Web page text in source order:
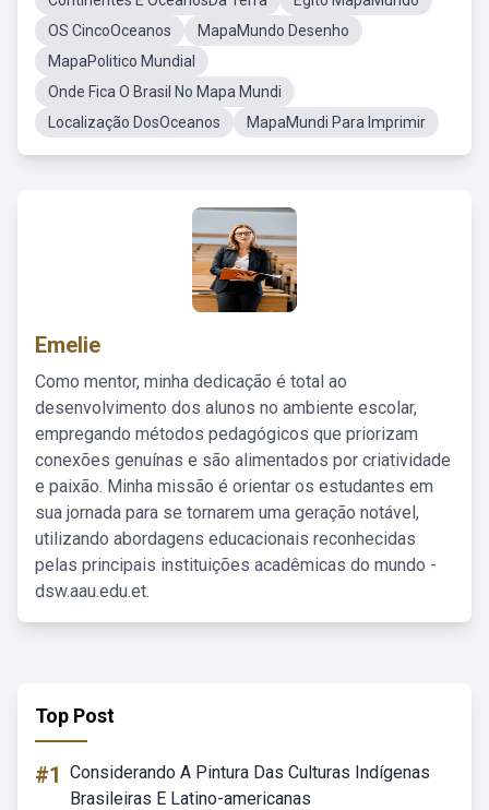
OS CincoOceanos
MapaMundo Desenho
MapaPolitico Mundial
Onde Fica O Brasil No Mapa Mundi
Localização DosOceanos
MapaMundi Para Imprimir
Emelie
Como mentor, minha dedicação é total ao
desenvolvimento dos alunos no ambiente escolar,
empregando métodos pedagógicos que priorizam
conexões genuínas e são alimentados por criatividade
e paixão. Minha missão é orientar os estudantes em
sua jornada para se tornarem uma geração notável,
utilizando abordagens educacionais reconhecidas
pelas principais instituições acadêmicas do mundo -
dsw.aau.edu.et.
Top Post
#1 Considerando A Pintura Das Culturas Indígenas
Brasileiras E Latino-americanas